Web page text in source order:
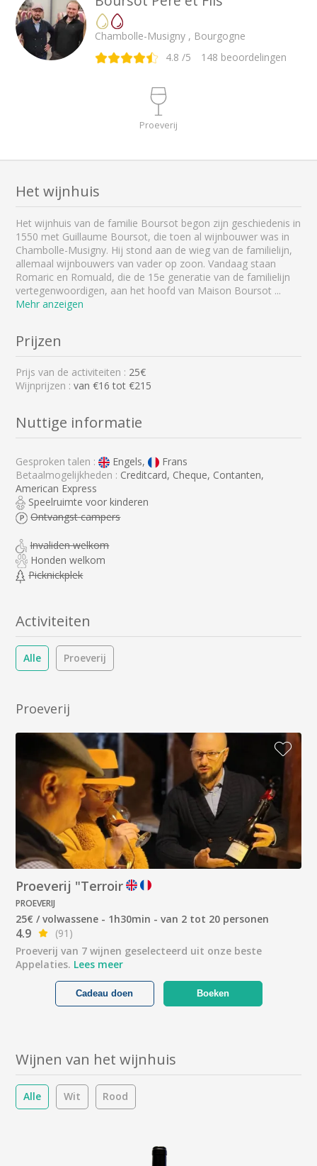
Chambolle-Musigny , Bourgogne
4.8 /5 148 beoordelingen
Proeverij
Het wijnhuis
Het wijnhuis van de familie Boursot begon zijn geschiedenis in
1550 met Guillaume Boursot, die toen al wijnbouwer was in
Chambolle-Musigny. Hij stond aan de wieg van de familielijn,
allemaal wijnbouwers van vader op zoon. Vandaag staan
Romaric en Romuald, die de 15e generatie van de familielijn
vertegenwoordigen, aan het hoofd van Maison Boursot ...
Mehr anzeigen
Prijzen
Prijs van de activiteiten : 25€
Wijnprijzen :van €16 tot €215
Nuttige informatie
Gesproken talen : Engels,
Frans
Betaalmogelijkheden : Creditcard, Cheque, Contanten,
American Express
Speelruimte voor kinderen
Ontvangst campers
Invaliden welkom
Honden welkom
Picknickplek
Activiteiten
Alle Proeverij
Proeverij
Proeverij "Terroir
PROEVERIJ
25€ / volwassene - 1h30min - van 2 tot 20 personen
4.9
(91)
Proeverij van 7 wijnen geselecteerd uit onze beste
Appelaties. Lees meer
Boeken
Cadeau doen
Wijnen van het wijnhuis
Alle Wit Rood